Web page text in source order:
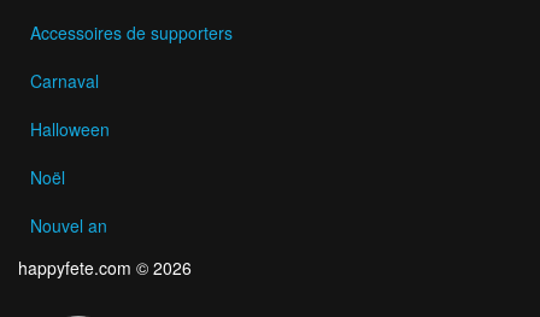
Accessoires de supporters
Carnaval
Halloween
Noël
Nouvel an
happyfete.com © 2026